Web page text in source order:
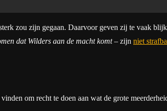
zou zijn gegaan. Daarvoor geven zij te vaak
dat Wilders aan de macht komt– zijn niet
om recht te doen aan wat de grote